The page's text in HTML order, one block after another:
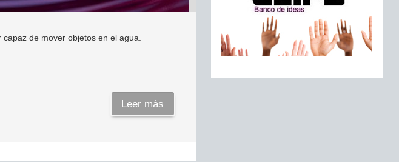
de mover objetos en el agua.
Leer más